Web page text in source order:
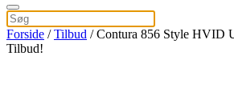
Forside /Tilbud / Contura 856 Style HVID
Tilbud!